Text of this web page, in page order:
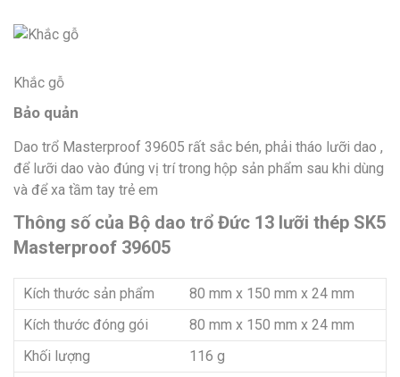
Khắc gỗ
Bảo quản
Dao trổ Masterproof 39605 rất sắc bén, phải tháo lưỡi dao ,
để lưỡi dao vào đúng vị trí trong hộp sản phẩm sau khi dùng
và để xa tầm tay trẻ em
Thông số của Bộ dao trổ Đức 13 lưỡi thép SK5
Masterproof 39605
Kích thước sản phẩm
80 mm x 150 mm x 24 mm
Kích thước đóng gói
80 mm x 150 mm x 24 mm
Khối lượng
116 g